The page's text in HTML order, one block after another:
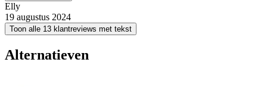
Elly
19 augustus 2024
Toon alle 13 klantreviews met tekst
Alternatieven